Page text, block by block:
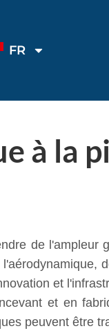
FR
à la
de l'ampleur
et
et en
peuvent être